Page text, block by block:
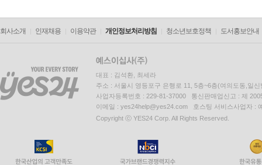
회사소개 인재채용 이용약관 개인정보처리방침 청소년보호정책 도서홍보안내
대표 : 김석환, 최세라
주소 : 서울시 영등포구 은행로 11, 5층~6층(여의도동,일신
사업자등록번호 : 229-81-37000 통신판매업신고 : 제
이메일 : yes24help@yes24.com 호스팅 서비스사업자 :
Copyright ⓒ YES24 Corp. All Rights Reserved.